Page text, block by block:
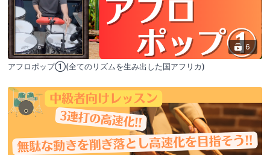
6
アフロポップ①(全てのリズムを生み出した国アフリカ)